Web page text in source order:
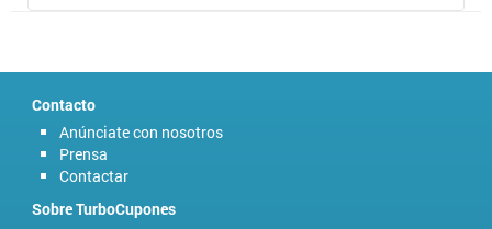
Contacto
Anúnciate con nosotros
Prensa
Contactar
Sobre TurboCupones